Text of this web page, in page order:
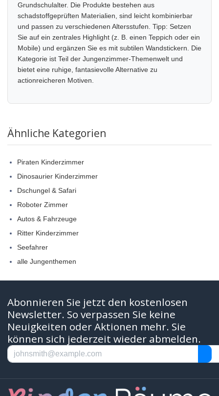
Grundschulalter. Die Produkte bestehen aus
schadstoffgeprüften Materialien, sind leicht kombinierbar
und passen zu verschiedenen Altersstufen. Tipp: Setzen
Sie auf ein zentrales Highlight (z. B. einen Teppich oder ein
Mobile) und ergänzen Sie es mit subtilen Wandstickern. Die
Kategorie ist Teil der Jungenzimmer-Themenwelt und
bietet eine ruhige, fantasievolle Alternative zu
actionreicheren Motiven.
Ähnliche Kategorien
Piraten Kinderzimmer
Dinosaurier Kinderzimmer
Dschungel & Safari
Roboter Zimmer
Autos & Fahrzeuge
Ritter Kinderzimmer
Seefahrer
alle Jungenthemen
Abonnieren Sie jetzt den kostenlosen
Newsletter. So verpassen Sie keine
Neuigkeiten oder Aktionen mehr. Sie
können sich jederzeit wieder abmelden.